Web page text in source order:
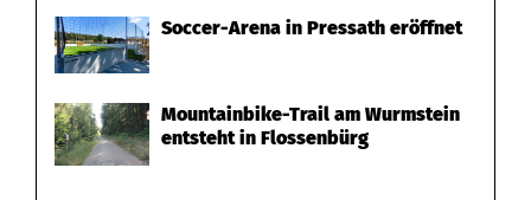
Soccer-Arena in Pressath eröffnet
Mountainbike-Trail am Wurmstein
entsteht in Flossenbürg